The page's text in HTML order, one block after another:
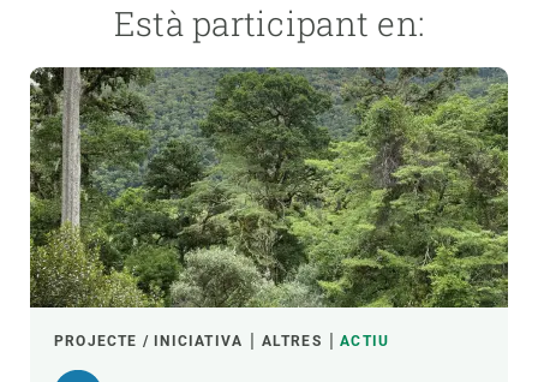
Està participant en:
PROJECTE / INICIATIVA ALTRES ACTIU